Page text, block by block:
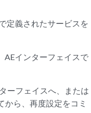
定義されたサービスを
AEインターフェイスで
ーフェイスへ、または
ら、再度設定をコミ